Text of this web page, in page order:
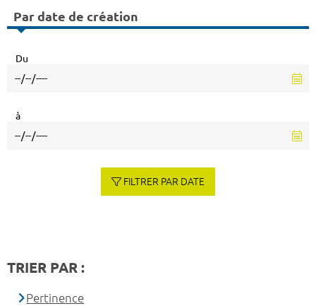
Par date de création
Du
à
FILTRER PAR DATE
TRIER PAR :
Pertinence